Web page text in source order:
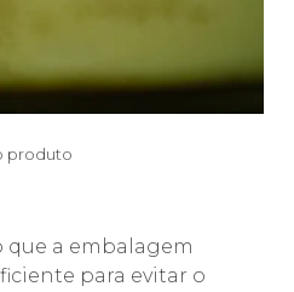
produto
a embalagem
para evitar o